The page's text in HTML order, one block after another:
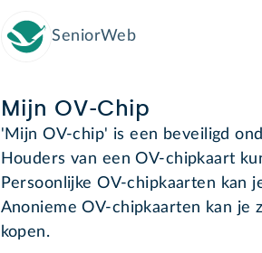
SeniorWeb
Mijn OV-Chip
'Mijn OV-chip' is een beveiligd
Houders van een OV-chipkaart
Persoonlijke OV-chipkaarten kan
Anonieme OV-chipkaarten kan je
kopen.